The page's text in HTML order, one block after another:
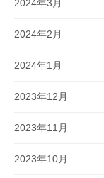
2024年3月
2024年2月
2024年1月
2023年12月
2023年11月
2023年10月